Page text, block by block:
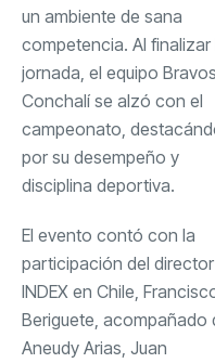
un ambiente de sana
competencia. Al finalizar
jornada, el equipo
Conchalí se alzó con el
campeonato,
por su desempeño y
disciplina deportiva.
El evento contó con la
participación del
INDEX en Chile,
Beriguete, acompañado
Aneudy Arias, Juan